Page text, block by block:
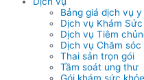
Bảng giá dịch vụ
Dịch vụ Khám
Dịch vụ Tiêm
Dịch vụ Chăm
Thai sản trọn gói
Tầm soát ung thư
Gói khám sức